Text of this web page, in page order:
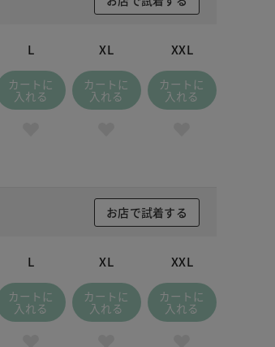
L
カートに
入れる
XL
カートに
入れる
XXL
カートに
入れる
お店で試着する
L
カートに
入れる
XL
カートに
入れる
XXL
カートに
入れる